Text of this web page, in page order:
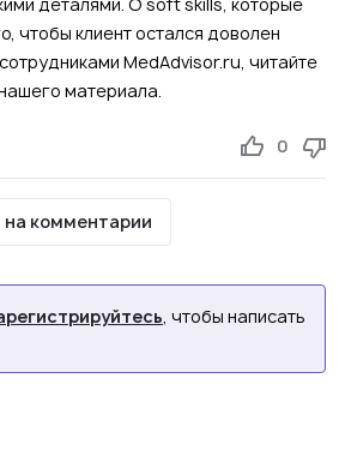
чтобы клиент остался доволен
MedAdvisor.ru, читайте
материала.
0
комментарии
, чтобы написать